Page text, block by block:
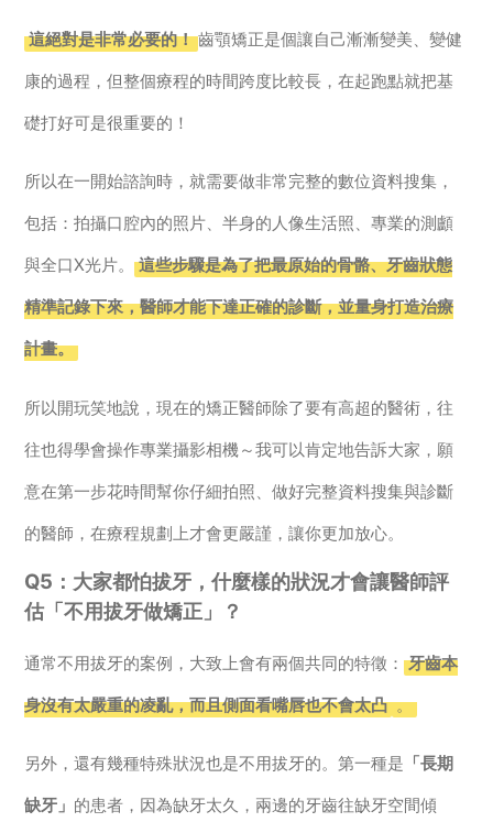
這絕對是非常必要的！ 齒顎矯正是個讓自己漸漸變美、變健
康的過程，但整個療程的時間跨度比較長，在起跑點就把基
礎打好可是很重要的！
所以在一開始諮詢時，就需要做非常完整的數位資料搜集，
包括：拍攝口腔內的照片、半身的人像生活照、專業的測顱
與全口X光片。 這些步驟是為了把最原始的骨骼、牙齒狀態
精準記錄下來，醫師才能下達正確的診斷，並量身打造治療
計畫。
所以開玩笑地說，現在的矯正醫師除了要有高超的醫術，往
往也得學會操作專業攝影相機～我可以肯定地告訴大家，願
意在第一步花時間幫你仔細拍照、做好完整資料搜集與診斷
的醫師，在療程規劃上才會更嚴謹，讓你更加放心。
Q5：大家都怕拔牙，什麼樣的狀況才會讓醫師評
估「不用拔牙做矯正」？
通常不用拔牙的案例，大致上會有兩個共同的特徵： 牙齒本
身沒有太嚴重的凌亂，而且側面看嘴唇也不會太凸 。
另外，還有幾種特殊狀況也是不用拔牙的。第一種是 「長期
缺牙」 的患者，因為缺牙太久，兩邊的牙齒往缺牙空間傾